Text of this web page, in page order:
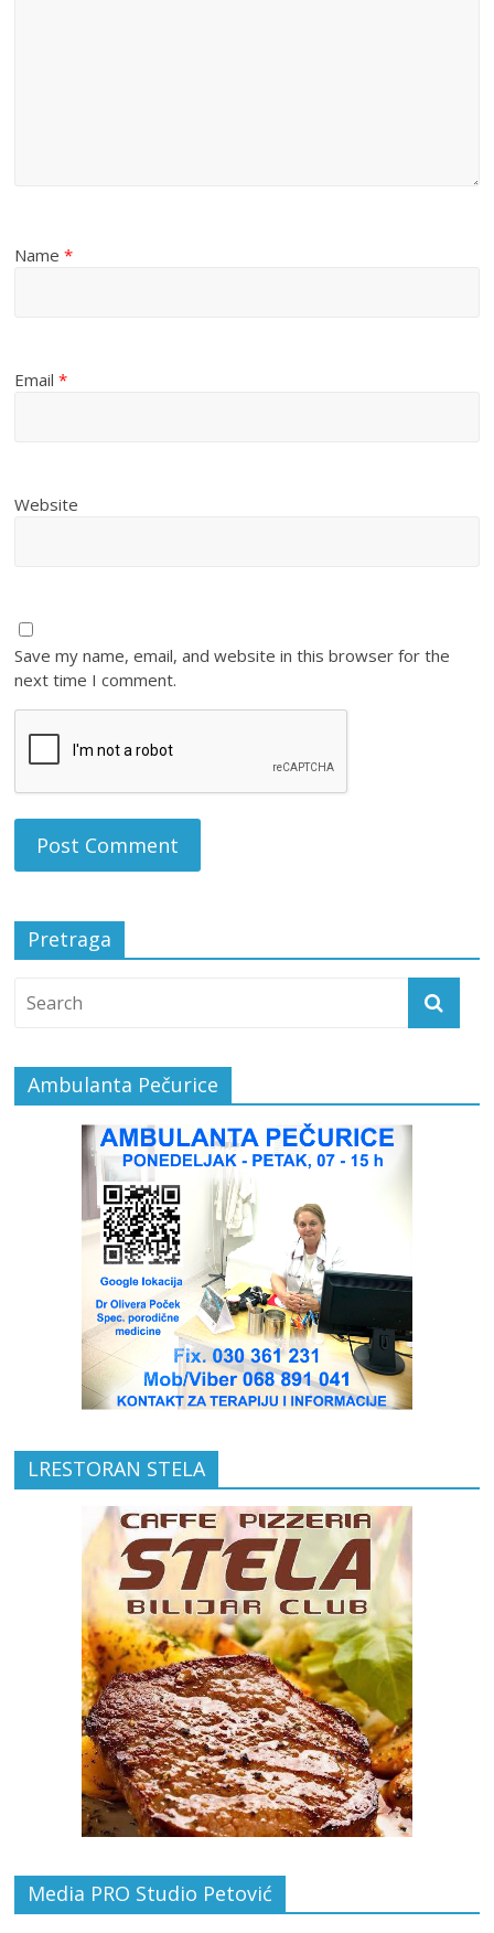
Name*
Email*
Website
Save my name, email, and website in this browser for the
next time I comment.
Pretraga
Ambulanta Pečurice
LRESTORAN STELA
Media PRO Studio Petović